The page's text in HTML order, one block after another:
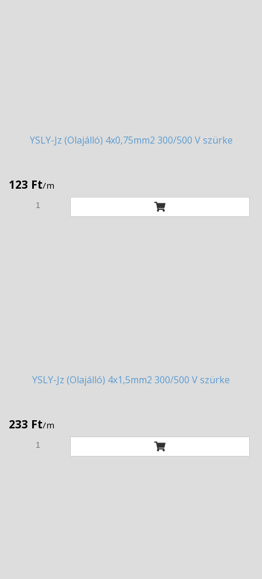
YSLY-Jz (Olajálló) 4x0,75mm2 300/500 V szürke
123 Ft/m
YSLY-Jz (Olajálló) 4x1,5mm2 300/500 V szürke
233 Ft/m